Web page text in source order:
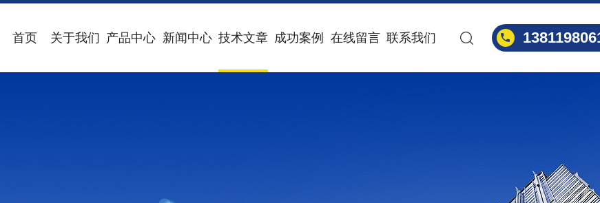
首页 关于我们 产品中心 新闻中心 技术文章 成功案例 在线留言 联系我们